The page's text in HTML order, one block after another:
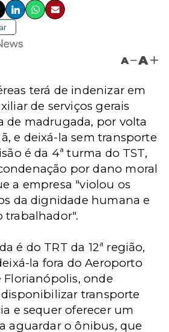
A A
terá de indenizar em
de serviços gerais
de madrugada, por volta
e deixá-la sem transporte
é da 4ª turma do TST,
por dano moral
a empresa "violou os
da dignidade humana e
trabalhador".
é do TRT da 12ª região,
la fora do Aeroporto
onde
transporte
e sequer oferecer um
aguardar o ônibus, que